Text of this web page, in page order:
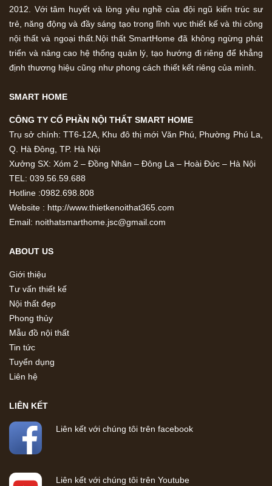
2012. Với tâm huyết và lòng yêu nghề của đội ngũ kiến trúc sư
trẻ, năng động và đầy sáng tạo trong lĩnh vực thiết kế và thi công
nội thất và ngoại thất.Nội thất SmartHome đã không ngừng phát
triển và nâng cao hệ thống quản lý, tạo hướng đi riêng để khẳng
định thương hiệu cũng như phong cách thiết kết riêng của mình.
SMART HOME
CÔNG TY CỔ PHẦN NỘI THẤT SMART HOME
Trụ sở chính: TT6-12A, Khu đô thị mới Văn Phú, Phường Phú La,
Q. Hà Đông, TP. Hà Nội
Xưởng SX: Xóm 2 – Đồng Nhân – Đông La – Hoài Đức – Hà Nội
TEL: 039.56.59.688
Hotline :0982.698.808
Website : http://www.thietkenoithat365.com
Email: noithatsmarthome.jsc@gmail.com
ABOUT US
Giới thiệu
Tư vấn thiết kế
Nội thất đẹp
Phong thủy
Mẫu đồ nội thất
Tin tức
Tuyển dụng
Liên hệ
LIÊN KẾT
Liên kết với chúng tôi trên facebook
Liên kết với chúng tôi trên Youtube